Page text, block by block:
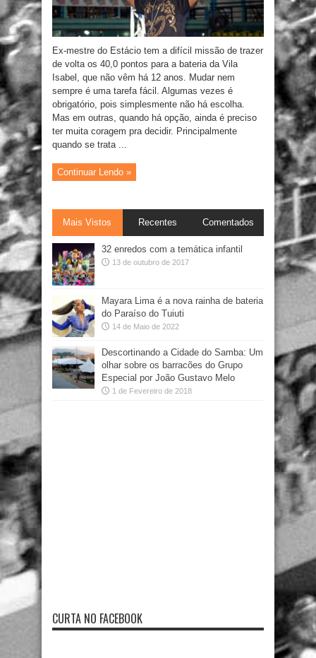
Ex-mestre do Estácio tem a difícil missão de trazer
de volta os 40,0 pontos para a bateria da Vila
Isabel, que não vêm há 12 anos. Mudar nem
sempre é uma tarefa fácil. Algumas vezes é
obrigatório, pois simplesmente não há escolha.
Mas em outras, quando há opção, ainda é preciso
ter muita coragem pra decidir. Principalmente
quando se trata ...
Continuar Lendo »
Mais Vistos Recentes Comentados
32 enredos com a temática infantil
13 de outubro de 2017
Mayara Lima é a nova rainha de bateria
do Paraíso do Tuiuti
14 de Maio de 2022
Descortinando a Cidade do Samba: Um
olhar sobre os barracões do Grupo
Especial por João Gustavo Melo
1 de Fevereiro de 2018
CURTA NO FACEBOOK